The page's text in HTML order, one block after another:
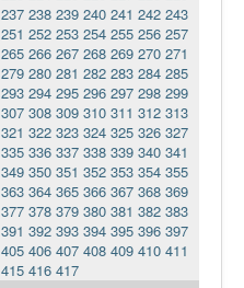
237 238 239 240 241 242 243
251 252 253 254 255 256 257
265 266 267 268 269 270 271
279 280 281 282 283 284 285
293 294 295 296 297 298 299
307 308 309 310 311 312 313
321 322 323 324 325 326 327
335 336 337 338 339 340 341
349 350 351 352 353 354 355
363 364 365 366 367 368 369
377 378 379 380 381 382 383
391 392 393 394 395 396 397
405 406 407 408 409 410 411
415 416 417